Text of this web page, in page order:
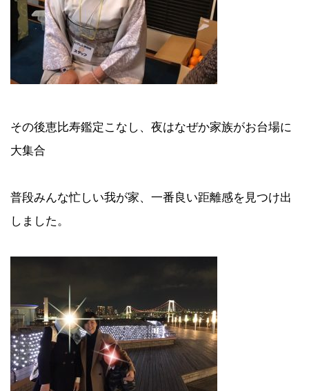
その後恵比寿鑑定こなし、夜はなぜか家族がお台場に
大集合
普段みんな忙しい我が家、一番良い距離感を見つけ出
しました。